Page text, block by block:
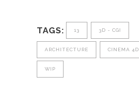
TAGS: 13 3D - CGI
ARCHITECTURE CINEMA 4D
WIP